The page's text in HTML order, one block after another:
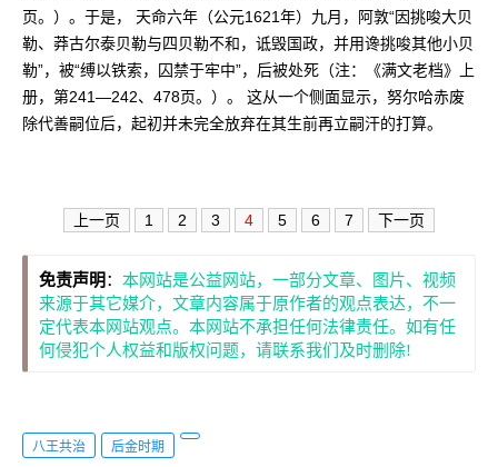
页。）。于是， 天命六年（公元1621年）九月，阿敦“因挑唆大贝
勒、莽古尔泰贝勒与四贝勒不和，诋毁国政，并用谗挑唆其他小贝
勒”，被“缚以铁索，囚禁于牢中”，后被处死（注：《满文老档》上
册，第241—242、478页。）。 这从一个侧面显示，努尔哈赤废
除代善嗣位后，起初并未完全放弃在其生前再立嗣汗的打算。
上一页 1 2 3 4 5 6 7 下一页
免责声明 ： 本网站是公益网站，一部分文章、图片、视频
来源于其它媒介，文章内容属于原作者的观点表达，不一
定代表本网站观点。本网站不承担任何法律责任。如有任
何侵犯个人权益和版权问题，请联系我们及时删除!
八王共治 后金时期